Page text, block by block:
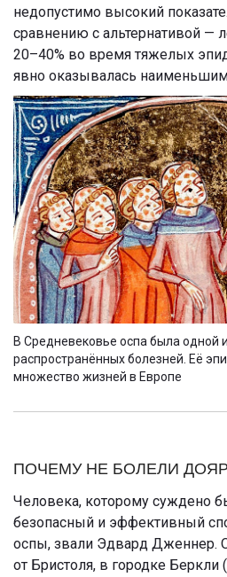
недопустимо высокий
сравнению с альтернативой —
20–40% во время тяжелых
явно оказывалась
В Средневековье оспа была одной
распространённых болезней. Её
множество жизней в Европе
ПОЧЕМУ НЕ БОЛЕЛИ
Человека, которому суждено
безопасный и эффективный
оспы, звали Эдвард Дженнер.
от Бристоля, в городке Беркли